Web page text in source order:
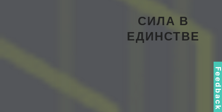
СИЛА В
ЕДИНСТВЕ